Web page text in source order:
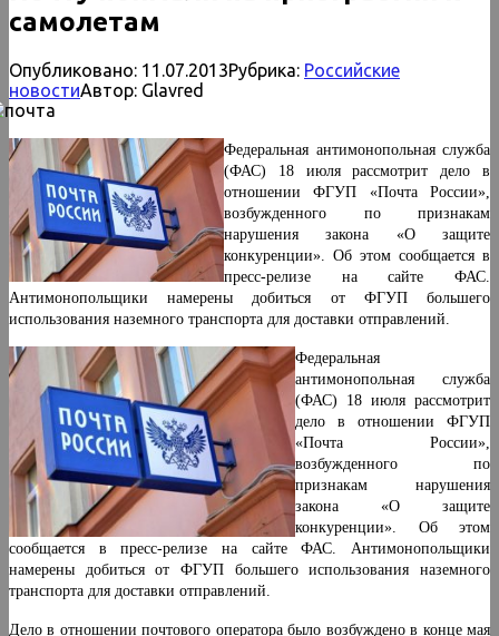
самолетам
Опубликовано: 11.07.2013Рубрика: Российские
новостиАвтор: Glavred
Федеральная антимонопольная служба
(ФАС) 18 июля рассмотрит дело в
отношении ФГУП «Почта России»,
возбужденного по признакам
нарушения закона «О защите
конкуренции». Об этом сообщается в
пресс-релизе на сайте ФАС.
Антимонопольщики намерены добиться от ФГУП большего
использования наземного транспорта для доставки отправлений.
Федеральная
антимонопольная служба
(ФАС) 18 июля рассмотрит
дело в отношении ФГУП
«Почта России»,
возбужденного по
признакам нарушения
закона «О защите
конкуренции». Об этом
сообщается в пресс-релизе на сайте ФАС. Антимонопольщики
намерены добиться от ФГУП большего использования наземного
транспорта для доставки отправлений.
Дело в отношении почтового оператора было возбуждено в конце мая